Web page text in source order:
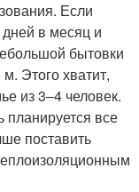
Если
в месяц и
бытовки
Этого хватит,
из 3–4 человек.
все
поставить